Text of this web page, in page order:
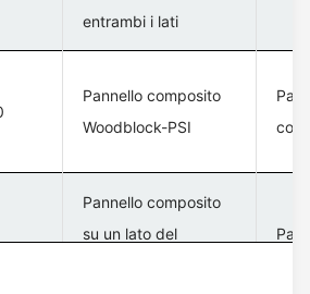
entrambi i lati
Pannello composito
Woodblock-PSI
con
Pannello composito
su un lato del